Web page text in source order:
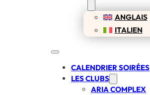
ANGLAIS
ITALIEN
CALENDRIER SOIRÉES
LES CLUBS
ARIA COMPLEX